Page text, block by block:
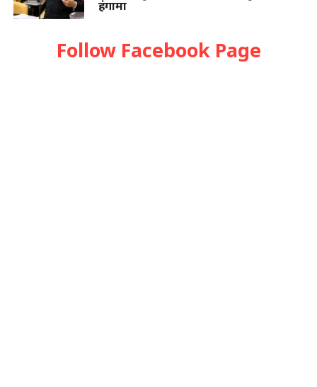
हंगामा
Follow Facebook Page